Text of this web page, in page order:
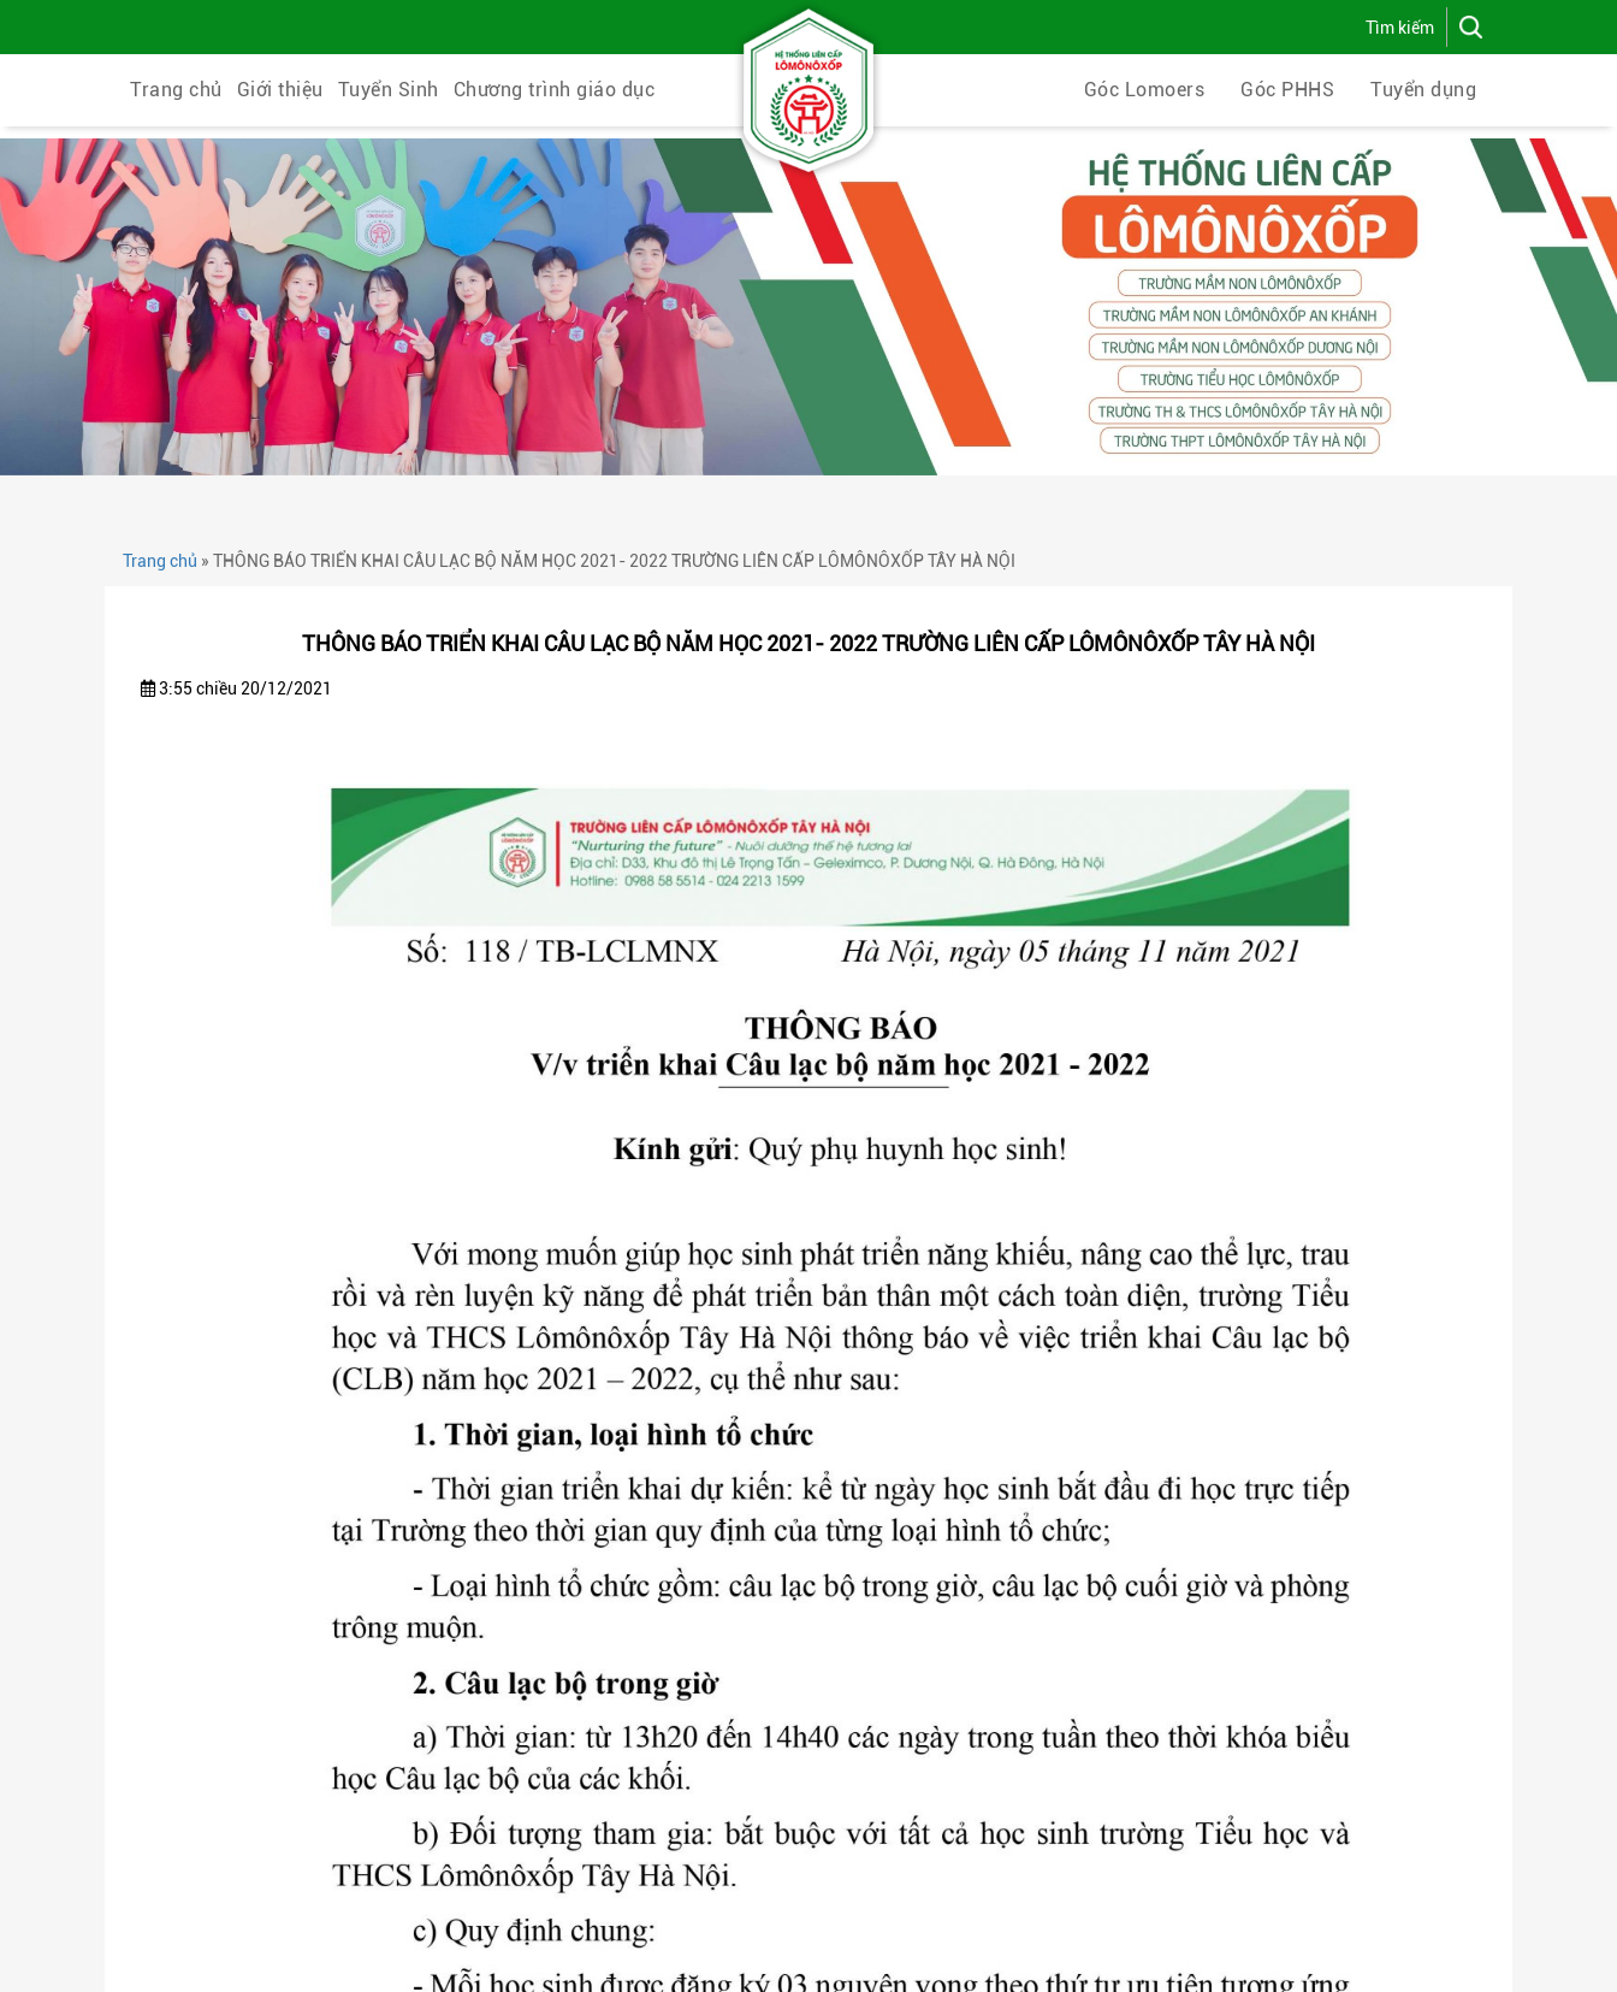
Trang chủ Giới thiệu Tuyển Sinh Chương trình giáo dục Góc Lomoers Góc PHHS Tuyển dụng
Trang chủ » THÔNG BÁO TRIỂN KHAI CÂU LẠC BỘ NĂM HỌC 2021- 2022 TRƯỜNG LIÊN CẤP LÔMÔNÔXỐP TÂY HÀ NỘI
THÔNG BÁO TRIỂN KHAI CÂU LẠC BỘ NĂM HỌC 2021- 2022 TRƯỜNG LIÊN CẤP LÔMÔNÔXỐP TÂY HÀ NỘI
3:55 chiều 20/12/2021